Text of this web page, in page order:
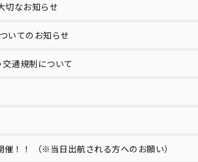
切なお知らせ
いてのお知らせ
通規制について
！！ （※当日出航される方へのお願い）